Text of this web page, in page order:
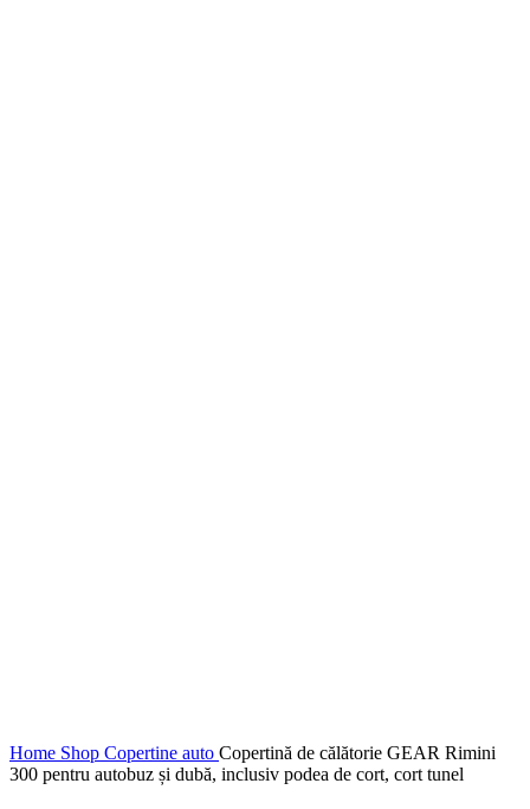
Home Shop Copertine auto Copertină de călătorie GEAR Rimini
300 pentru autobuz și dubă, inclusiv podea de cort, cort tunel